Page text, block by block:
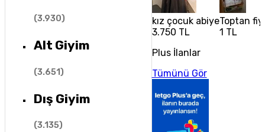
(3.930)
Alt Giyim
(3.651)
Dış Giyim
(3.135)
kız çocuk abiye
3.750 TL
Toptan
1 TL
Plus İlanlar
Tümünü Gör